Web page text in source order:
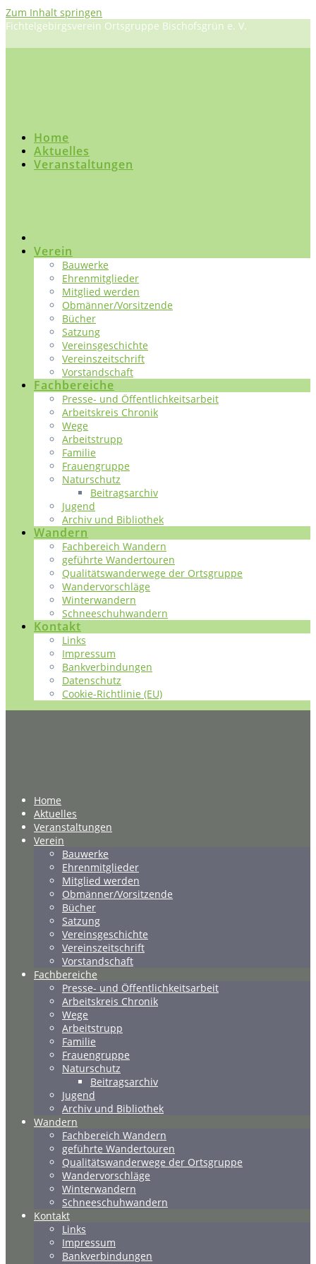
Zum Inhalt springen
Fichtelgebirgsverein Ortsgruppe Bischofsgrün e. V.
Home
Aktuelles
Veranstaltungen
Verein
Bauwerke
Ehrenmitglieder
Mitglied werden
Obmänner/Vorsitzende
Bücher
Satzung
Vereinsgeschichte
Vereinszeitschrift
Vorstandschaft
Fachbereiche
Presse- und Öffentlichkeitsarbeit
Arbeitskreis Chronik
Wege
Arbeitstrupp
Familie
Frauengruppe
Naturschutz
Beitragsarchiv
Jugend
Archiv und Bibliothek
Wandern
Fachbereich Wandern
geführte Wandertouren
Qualitätswanderwege der Ortsgruppe
Wandervorschläge
Winterwandern
Schneeschuhwandern
Kontakt
Links
Impressum
Bankverbindungen
Datenschutz
Cookie-Richtlinie (EU)
Home
Aktuelles
Veranstaltungen
Verein
Bauwerke
Ehrenmitglieder
Mitglied werden
Obmänner/Vorsitzende
Bücher
Satzung
Vereinsgeschichte
Vereinszeitschrift
Vorstandschaft
Fachbereiche
Presse- und Öffentlichkeitsarbeit
Arbeitskreis Chronik
Wege
Arbeitstrupp
Familie
Frauengruppe
Naturschutz
Beitragsarchiv
Jugend
Archiv und Bibliothek
Wandern
Fachbereich Wandern
geführte Wandertouren
Qualitätswanderwege der Ortsgruppe
Wandervorschläge
Winterwandern
Schneeschuhwandern
Kontakt
Links
Impressum
Bankverbindungen